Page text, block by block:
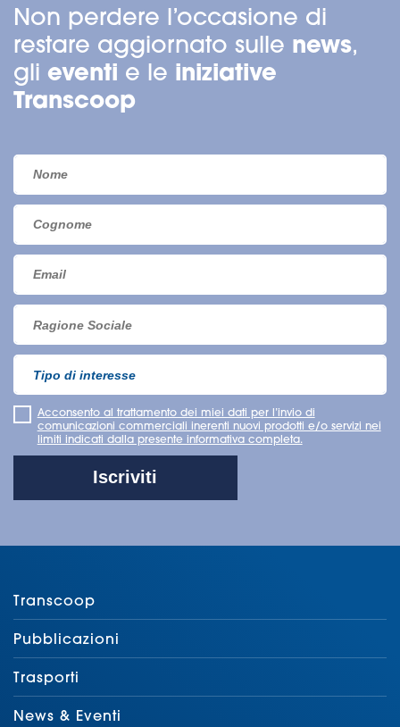
Non perdere l’occasione di
restare aggiornato sulle news,
gli eventi e le iniziative
Transcoop
Acconsento al trattamento dei miei dati per l’invio di
comunicazioni commerciali inerenti nuovi prodotti e/o servizi nei
limiti indicati dalla presente informativa completa.
Transcoop
Pubblicazioni
Trasporti
News & Eventi